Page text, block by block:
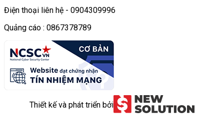
Điện thoại liên hệ - 0904309996
Quảng cáo : 0867378789
Thiết kế và phát triển bởi